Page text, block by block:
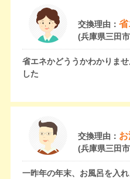
交換理由： 省
(兵庫県三田
省エネかどううかわかりま
した
交換理由：
(兵庫県三田
一昨年の年末、お風呂を入